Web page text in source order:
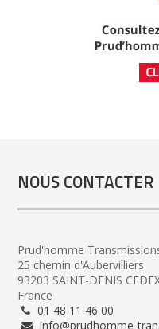
NOUS CONTACTER
Prud'homme
25 chemin d'Aubervilliers
93203 SAINT-DENIS
France
01 48 11 46 00
info@prudhomme-